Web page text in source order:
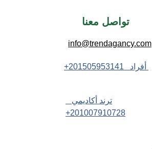
تواصل معنا
info@trendagancy.com
ترند أكاديمي
201007910728+